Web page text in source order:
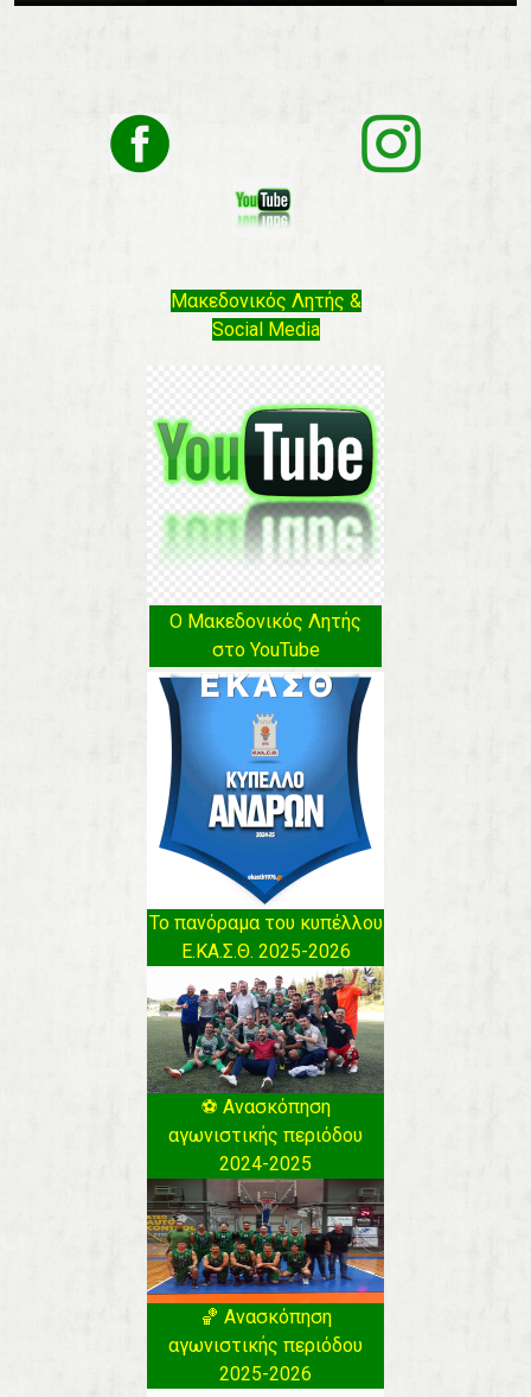
Μακεδονικός Λητής &
Social Media
Ο Μακεδονικός Λητής
στο YouTube
Το πανόραμα του κυπέλλου
Ε.ΚΑ.Σ.Θ. 2025-2026
⚽️ Ανασκόπηση
αγωνιστικής περιόδου
2024-2025
🏀 Ανασκόπηση
αγωνιστικής περιόδου
2025-2026